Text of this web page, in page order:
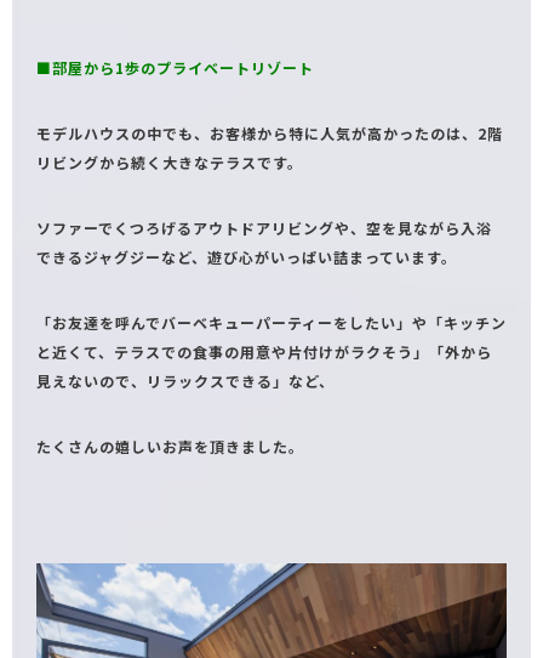
■部屋から1歩のプライベートリゾート
モデルハウスの中でも、お客様から特に人気が高かったのは、2階
リビングから続く大きなテラスです。
ソファーでくつろげるアウトドアリビングや、空を見ながら入浴
できるジャグジーなど、遊び心がいっぱい詰まっています。
「お友達を呼んでバーベキューパーティーをしたい」や「キッチン
と近くて、テラスでの食事の用意や片付けがラクそう」「外から
見えないので、リラックスできる」など、
たくさんの嬉しいお声を頂きました。